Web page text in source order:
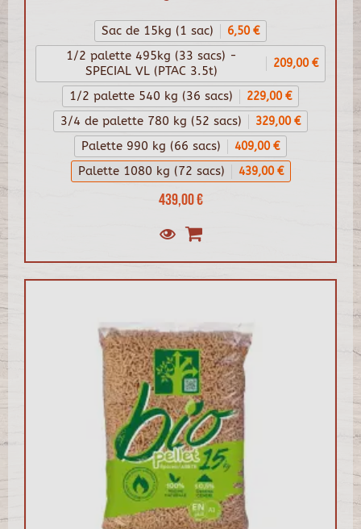
439,00 €
Sac de 15kg (1 sac) 6,50 €
1/2 palette 495kg (33 sacs) -
SPECIAL VL (PTAC 3.5t)
209,00 €
1/2 palette 540 kg (36 sacs) 229,00 €
3/4 de palette 780 kg (52 sacs) 329,00 €
Palette 990 kg (66 sacs) 409,00 €
Palette 1080 kg (72 sacs) 439,00 €